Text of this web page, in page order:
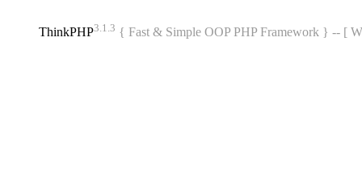
ThinkPHP3.1.3 { Fast & Simple OOP PHP Framework } -- [